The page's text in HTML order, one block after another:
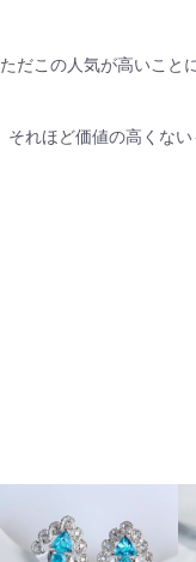
ただこの人気が高いこと
それほど価値の高くな